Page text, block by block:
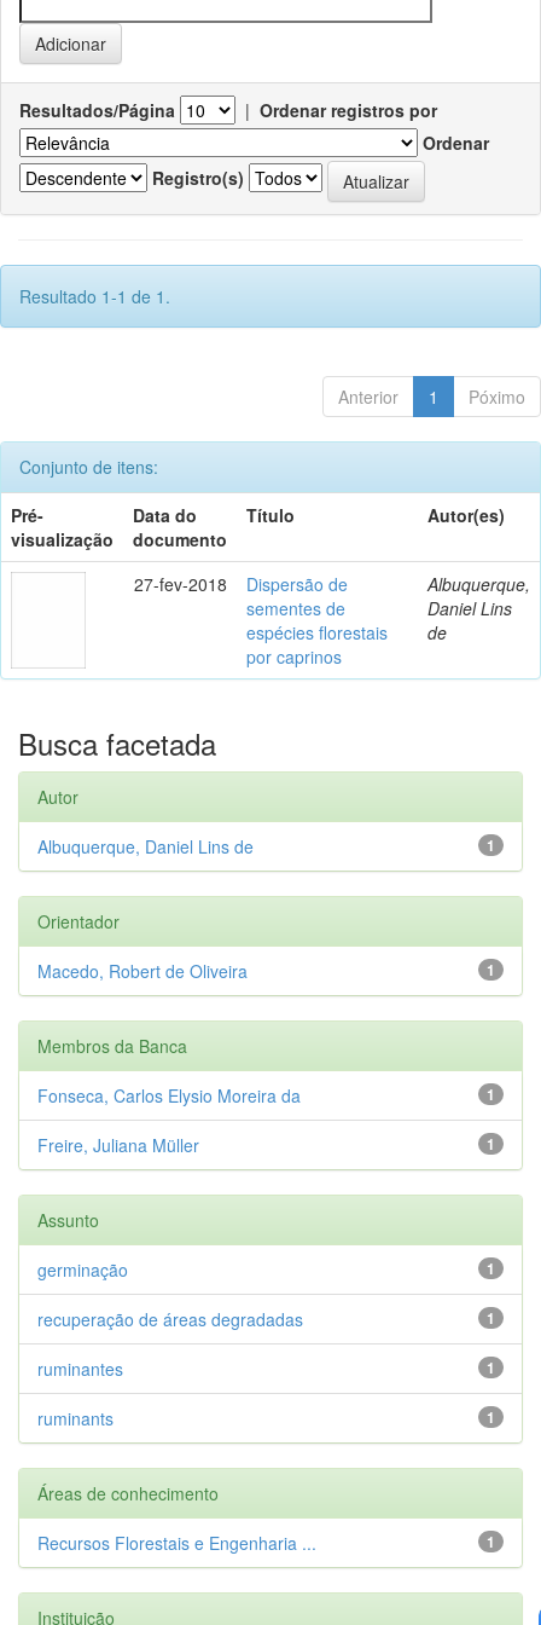
Resultados/Página | Ordenar registros por
Ordenar
Registro(s)
Resultado 1-1 de 1.
Anterior 1 Póximo
Conjunto de itens:
Pré-
visualização
Data do
documento
Título Autor(es)
27-fev-2018
Dispersão de
sementes de
espécies florestais
por caprinos
Albuquerque,
Daniel Lins
de
Busca facetada
Autor
1
Albuquerque, Daniel Lins de
Orientador
1
Macedo, Robert de Oliveira
Membros da Banca
1
Fonseca, Carlos Elysio Moreira da
1
Freire, Juliana Müller
Assunto
1
germinação
1
recuperação de áreas degradadas
1
ruminantes
1
ruminants
Áreas de conhecimento
1
Recursos Florestais e Engenharia ...
Instituição